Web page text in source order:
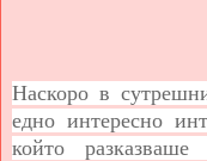
Наскоро в
едно интересно
който